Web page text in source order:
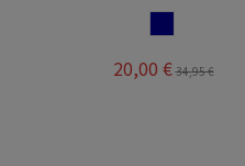
20,00 € 34,95 €